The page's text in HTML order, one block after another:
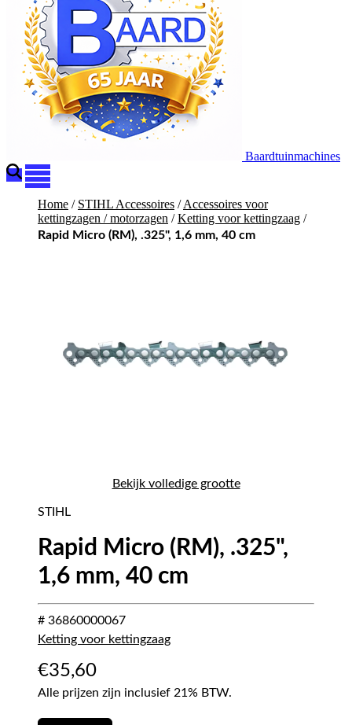
Baardtuinmachines
Home / STIHL Accessoires /Accessoires voor
kettingzagen / motorzagen /Ketting voor kettingzaag /
Rapid Micro (RM), .325", 1,6 mm, 40 cm
Bekijk volledige grootte
STIHL
Rapid Micro (RM), .325",
1,6 mm, 40 cm
# 36860000067
Ketting voor kettingzaag
€35,60
Alle prijzen zijn inclusief 21% BTW.